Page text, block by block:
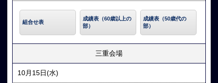
組合せ表
成績表（60歳以上の
部）
成績表（50歳代の
部）
三重会場
10月15日(水)